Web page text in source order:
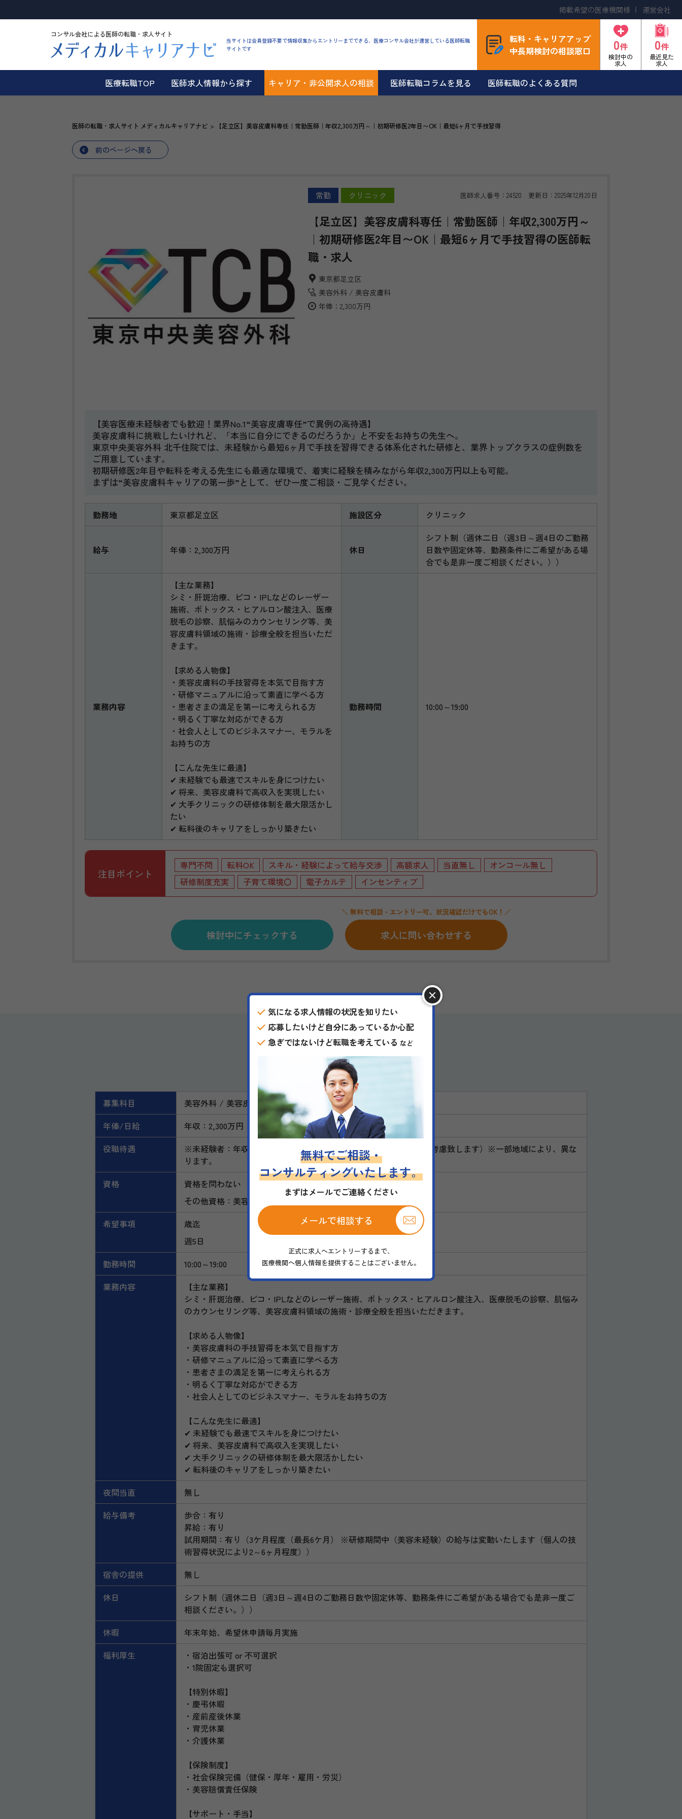
掲載希望の医療機関様 運営会社
コンサル会社による医師の転職・求人サイト
当サイトは会員登録不要で情報収集からエントリーまでできる、医療コンサル会社が運営している医師転職
サイトです
転科・キャリアアップ
中長期検討の相談窓口
0件
検討中の
求人
0件
最近見た
求人
医療転職TOP 医師求人情報から探す キャリア・非公開求人の相談 医師転職コラムを見る 医師転職のよくある質問
医師の転職・求人サイト メディカルキャリアナビ 【足立区】美容皮膚科専任｜常勤医師｜年収2,300万円～｜初期研修医2年目〜OK｜最短6ヶ月で手技習得
前のページへ戻る
常勤 クリニック 医師求人番号：24520 更新日：2025年12月20日
【足立区】美容皮膚科専任｜常勤医師｜年収2,300万円～
｜初期研修医2年目〜OK｜最短6ヶ月で手技習得の医師転
職・求人
東京都足立区
美容外科
美容皮膚科
年俸：2,300万円
【美容医療未経験者でも歓迎！業界No.1“美容皮膚専任”で異例の高待遇】
美容皮膚科に挑戦したいけれど、「本当に自分にできるのだろうか」と不安をお持ちの先生へ。
東京中央美容外科 北千住院では、未経験から最短6ヶ月で手技を習得できる体系化された研修と、業界トップクラスの症例数を
ご用意しています。
初期研修医2年目や転科を考える先生にも最適な環境で、着実に経験を積みながら年収2,300万円以上も可能。
まずは“美容皮膚科キャリアの第一歩”として、ぜひ一度ご相談・ご見学ください。
勤務地 東京都足立区 施設区分 クリニック
給与 年俸：2,300万円 休日
シフト制（週休二日（週3日～週4日のご勤務
日数や固定休等、勤務条件にご希望がある場
合でも是非一度ご相談ください。））
業務内容
【主な業務】
シミ・肝斑治療、ピコ・IPLなどのレーザー
施術、ボトックス・ヒアルロン酸注入、医療
脱毛の診察、肌悩みのカウンセリング等、美
容皮膚科領域の施術・診療全般を担当いただ
きます。
【求める人物像】
・美容皮膚科の手技習得を本気で目指す方
・研修マニュアルに沿って素直に学べる方
・患者さまの満足を第一に考えられる方
・明るく丁寧な対応ができる方
・社会人としてのビジネスマナー、モラルを
お持ちの方
【こんな先生に最適】
✔ 未経験でも最速でスキルを身につけたい
✔ 将来、美容皮膚科で高収入を実現したい
✔ 大手クリニックの研修体制を最大限活かし
たい
✔ 転科後のキャリアをしっかり築きたい
勤務時間 10:00～19:00
注目ポイント
専門不問 転科OK スキル・経験によって給与交渉 高額求人 当直無し
オンコール無し
研修制度充実
子育て環境〇 電子カルテ インセンティブ
検討中にチェックする
＼ 無料で相談・エントリー可。状況確認だけでもOK！／
求人に問い合わせする
求人詳細
募集科目 美容外科
美容皮膚科
年俸/日給
年収：2,300万円
役職待遇
※未経験者：年収2,300万円～ / 経験者：応相談（取得技術・経験を考慮致します）※一部地域により、異な
ります。
資格
資格を問わない
その他資格：美容皮膚科経験者歓迎
希望事項
歳迄
週5日
勤務時間
10:00～19:00
業務内容
【主な業務】
シミ・肝斑治療、ピコ・IPLなどのレーザー施術、ボトックス・ヒアルロン酸注入、医療脱毛の診察、肌悩み
のカウンセリング等、美容皮膚科領域の施術・診療全般を担当いただきます。
【求める人物像】
・美容皮膚科の手技習得を本気で目指す方
・研修マニュアルに沿って素直に学べる方
・患者さまの満足を第一に考えられる方
・明るく丁寧な対応ができる方
・社会人としてのビジネスマナー、モラルをお持ちの方
【こんな先生に最適】
✔ 未経験でも最速でスキルを身につけたい
✔ 将来、美容皮膚科で高収入を実現したい
✔ 大手クリニックの研修体制を最大限活かしたい
✔ 転科後のキャリアをしっかり築きたい
夜間当直
無し
給与備考
歩合：有り
昇給：有り
試用期間：有り（3ケ月程度（最長6ケ月） ※研修期間中（美容未経験）の給与は変動いたします（個人の技
術習得状況により2～6ヶ月程度））
宿舎の提供
無し
休日
シフト制（週休二日（週3日～週4日のご勤務日数や固定休等、勤務条件にご希望がある場合でも是非一度ご
相談ください。））
休暇
年末年始、希望休申請毎月実施
福利厚生
・宿泊出張可 or 不可選択
・1院固定も選択可
【特別休暇】
・慶弔休暇
・産前産後休業
・育児休業
・介護休業
【保険制度】
・社会保険完備（健保・厚年・雇用・労災）
・美容賠償責任保険
【サポート・手当】
気になる求人情報の状況を知りたい
応募したいけど自分にあっているか心配
急ぎではないけど転職を考えている など
無料でご相談・
コンサルティングいたします。
まずはメールでご連絡ください
メールで相談する
正式に求人へエントリーするまで、
医療機関へ個人情報を提供することはございません。